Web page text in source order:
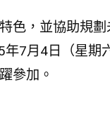
色，並協助規
7月4日（星期
參加。